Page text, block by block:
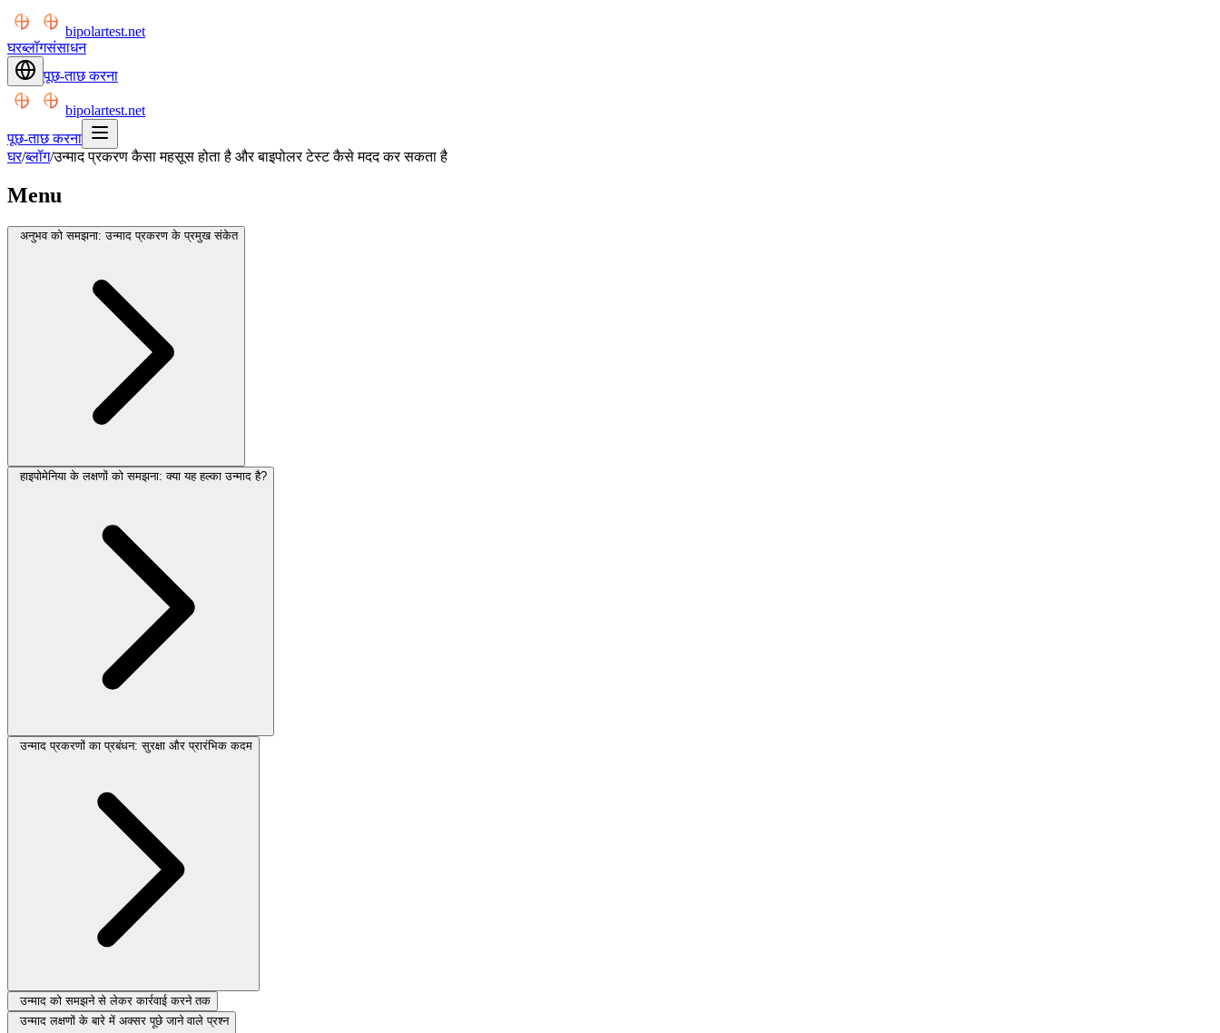
bipolartest.net
घरब्लॉगसंसाधन
पूछ-ताछ करना
bipolartest.net
पूछ-ताछ करना
घर/ब्लॉग/उन्माद प्रकरण कैसा महसूस होता है और बाइपोलर टेस्ट कैसे मदद कर सकता है
Menu
अनुभव को समझना: उन्माद प्रकरण के प्रमुख संकेत
हाइपोमेनिया के लक्षणों को समझना: क्या यह हल्का उन्माद है?
उन्माद प्रकरणों का प्रबंधन: सुरक्षा और प्रारंभिक कदम
उन्माद को समझने से लेकर कार्रवाई करने तक
उन्माद लक्षणों के बारे में अक्सर पूछे जाने वाले प्रश्न